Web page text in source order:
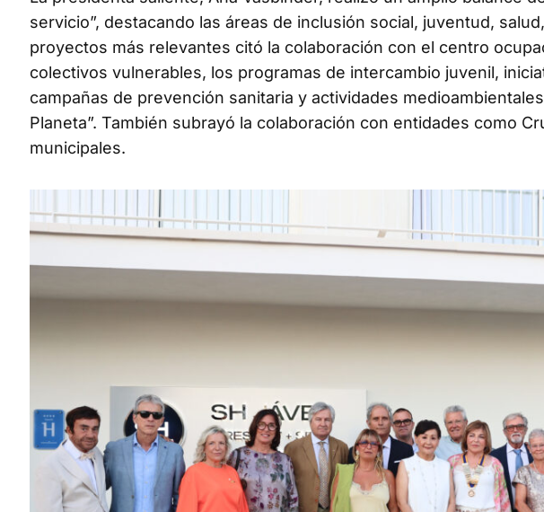
servicio”, destacando las áreas de inclusión social, juventud,
proyectos más relevantes citó la colaboración con el centro
colectivos vulnerables, los programas de intercambio juvenil,
campañas de prevención sanitaria y actividades
Planeta”. También subrayó la colaboración con entidades como
municipales.